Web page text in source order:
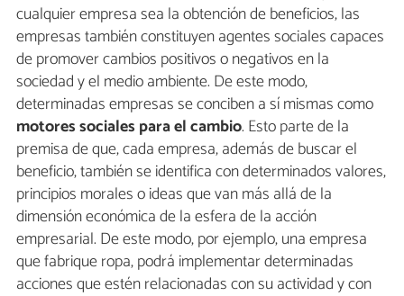
cualquier empresa sea la obtención de beneficios, las
empresas también constituyen agentes sociales capaces
de promover cambios positivos o negativos en la
sociedad y el medio ambiente. De este modo,
determinadas empresas se conciben a sí mismas como
motores sociales para el cambio. Esto parte de la
premisa de que, cada empresa, además de buscar el
beneficio, también se identifica con determinados valores,
principios morales o ideas que van más allá de la
dimensión económica de la esfera de la acción
empresarial. De este modo, por ejemplo, una empresa
que fabrique ropa, podrá implementar determinadas
acciones que estén relacionadas con su actividad y con